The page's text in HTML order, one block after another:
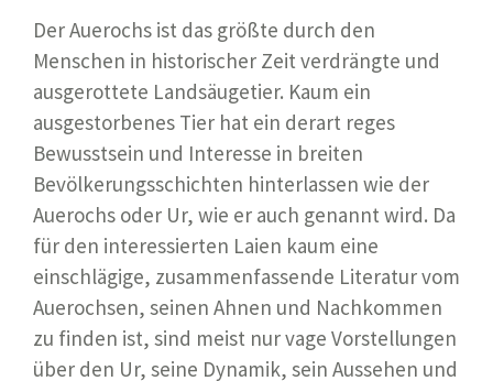
Der Auerochs ist das größte durch den
Menschen in historischer Zeit verdrängte und
ausgerottete Landsäugetier. Kaum ein
ausgestorbenes Tier hat ein derart reges
Bewusstsein und Interesse in breiten
Bevölkerungsschichten hinterlassen wie der
Auerochs oder Ur, wie er auch genannt wird. Da
für den interessierten Laien kaum eine
einschlägige, zusammenfassende Literatur vom
Auerochsen, seinen Ahnen und Nachkommen
zu finden ist, sind meist nur vage Vorstellungen
über den Ur, seine Dynamik, sein Aussehen und